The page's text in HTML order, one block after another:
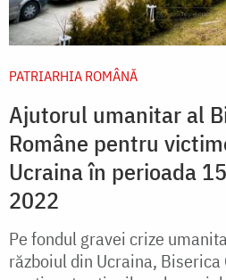
PATRIARHIA ROMÂNĂ
Ajutorul umanitar al
Române pentru
Ucraina în perioada
2022
Pe fondul gravei crize
războiul din Ucraina, Biserica